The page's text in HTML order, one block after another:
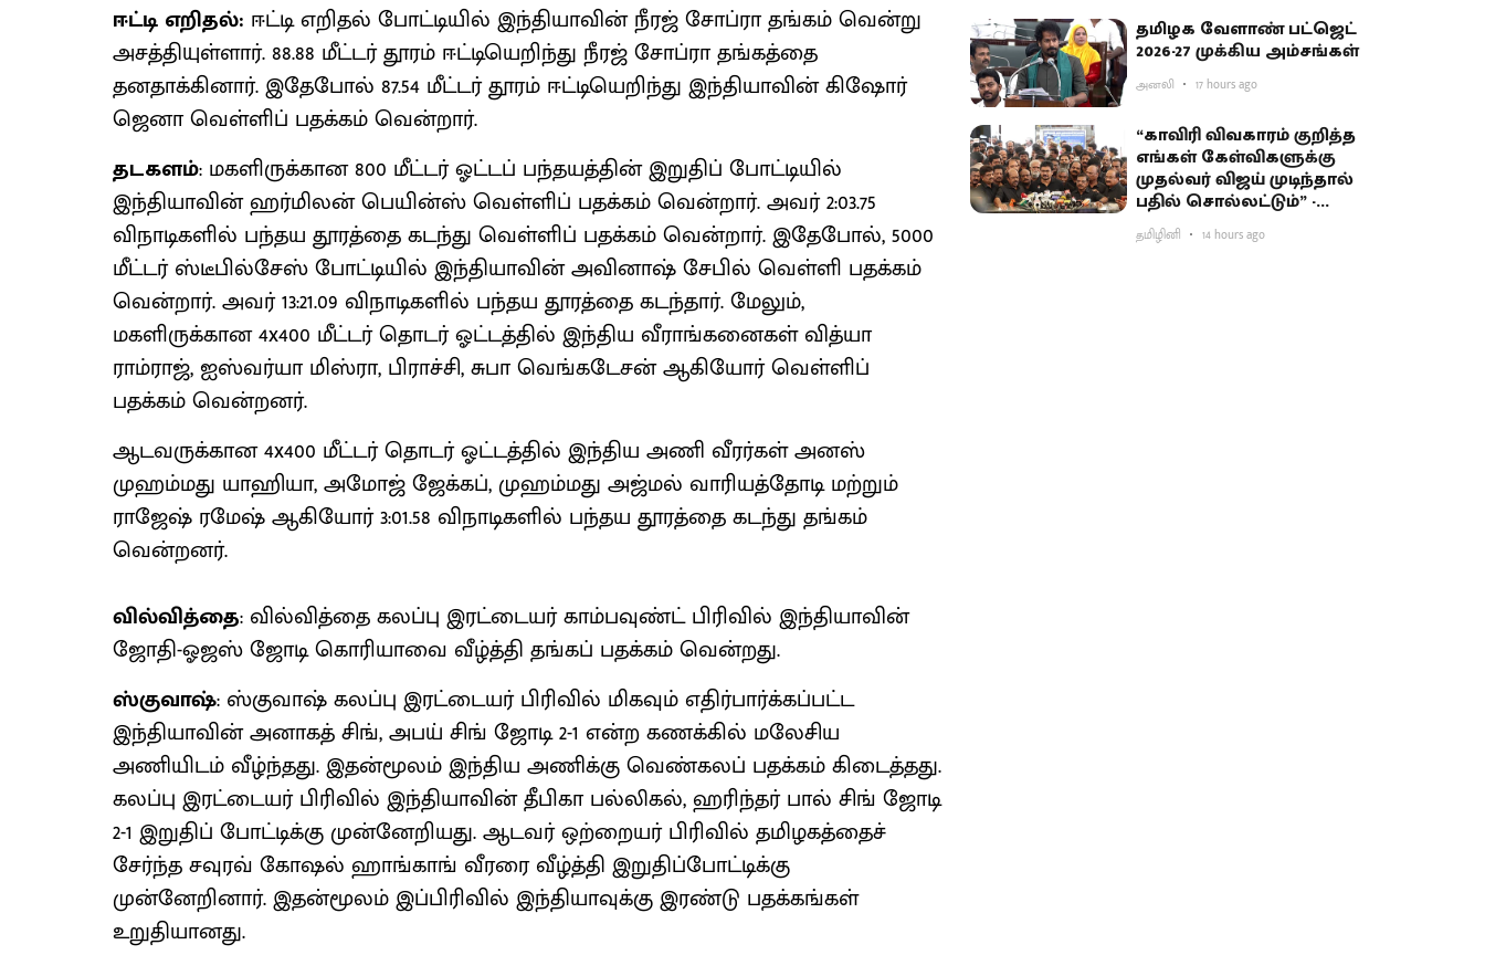
ஈட்டி எறிதல்: ஈட்டி எறிதல் போட்டியில் இந்தியாவின் நீரஜ் சோப்ரா தங்கம் வென்று
அசத்தியுள்ளார். 88.88 மீட்டர் தூரம் ஈட்டியெறிந்து நீரஜ் சோப்ரா தங்கத்தை
தனதாக்கினார். இதேபோல் 87.54 மீட்டர் தூரம் ஈட்டியெறிந்து இந்தியாவின் கிஷோர்
ஜெனா வெள்ளிப் பதக்கம் வென்றார்.
தடகளம்: மகளிருக்கான 800 மீட்டர் ஓட்டப் பந்தயத்தின் இறுதிப் போட்டியில்
இந்தியாவின் ஹர்மிலன் பெயின்ஸ் வெள்ளிப் பதக்கம் வென்றார். அவர் 2:03.75
விநாடிகளில் பந்தய தூரத்தை கடந்து வெள்ளிப் பதக்கம் வென்றார். இதேபோல், 5000
மீட்டர் ஸ்டீபில்சேஸ் போட்டியில் இந்தியாவின் அவினாஷ் சேபில் வெள்ளி பதக்கம்
வென்றார். அவர் 13:21.09 விநாடிகளில் பந்தய தூரத்தை கடந்தார். மேலும்,
மகளிருக்கான 4x400 மீட்டர் தொடர் ஓட்டத்தில் இந்திய வீராங்கனைகள் வித்யா
ராம்ராஜ், ஐஸ்வர்யா மிஸ்ரா, பிராச்சி, சுபா வெங்கடேசன் ஆகியோர் வெள்ளிப்
பதக்கம் வென்றனர்.
ஆடவருக்கான 4x400 மீட்டர் தொடர் ஓட்டத்தில் இந்திய அணி வீரர்கள் அனஸ்
முஹம்மது யாஹியா, அமோஜ் ஜேக்கப், முஹம்மது அஜ்மல் வாரியத்தோடி மற்றும்
ராஜேஷ் ரமேஷ் ஆகியோர் 3:01.58 விநாடிகளில் பந்தய தூரத்தை கடந்து தங்கம்
வென்றனர்.
வில்வித்தை: வில்வித்தை கலப்பு இரட்டையர் காம்பவுண்ட் பிரிவில் இந்தியாவின்
ஜோதி-ஓஜஸ் ஜோடி கொரியாவை வீழ்த்தி தங்கப் பதக்கம் வென்றது.
ஸ்குவாஷ்: ஸ்குவாஷ் கலப்பு இரட்டையர் பிரிவில் மிகவும் எதிர்பார்க்கப்பட்ட
இந்தியாவின் அனாகத் சிங், அபய் சிங் ஜோடி 2-1 என்ற கணக்கில் மலேசிய
அணியிடம் வீழ்ந்தது. இதன்மூலம் இந்திய அணிக்கு வெண்கலப் பதக்கம் கிடைத்தது.
கலப்பு இரட்டையர் பிரிவில் இந்தியாவின் தீபிகா பல்லிகல், ஹரிந்தர் பால் சிங் ஜோடி
2-1 இறுதிப் போட்டிக்கு முன்னேறியது. ஆடவர் ஒற்றையர் பிரிவில் தமிழகத்தைச்
சேர்ந்த சவுரவ் கோஷல் ஹாங்காங் வீரரை வீழ்த்தி இறுதிப்போட்டிக்கு
முன்னேறினார். இதன்மூலம் இப்பிரிவில் இந்தியாவுக்கு இரண்டு பதக்கங்கள்
உறுதியானது.
தமிழக வேளாண் பட்ஜெட்
2026-27 முக்கிய அம்சங்கள்
அனலி 17 hours ago
“காவிரி விவகாரம் குறித்த
எங்கள் கேள்விகளுக்கு
முதல்வர் விஜய் முடிந்தால்
பதில் சொல்லட்டும்” -
உதயநிதி சவால்
தமிழினி 14 hours ago